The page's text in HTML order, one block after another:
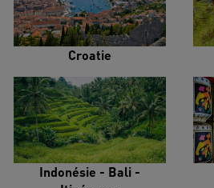
Croatie
Indonésie - Bali -